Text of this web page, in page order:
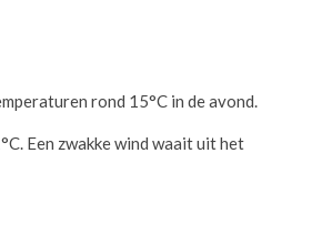
rond 15°C in de avond.
Een zwakke wind waait uit het